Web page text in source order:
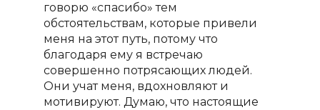
говорю «спасибо» тем
обстоятельствам, которые привели
меня на этот путь, потому что
благодаря ему я встречаю
совершенно потрясающих людей.
Они учат меня, вдохновляют и
мотивируют. Думаю, что настоящие